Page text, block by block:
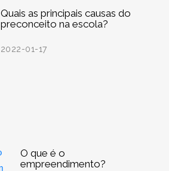
Quais as principais causas do
preconceito na escola?
2022-01-17
O que é o
empreendimento?